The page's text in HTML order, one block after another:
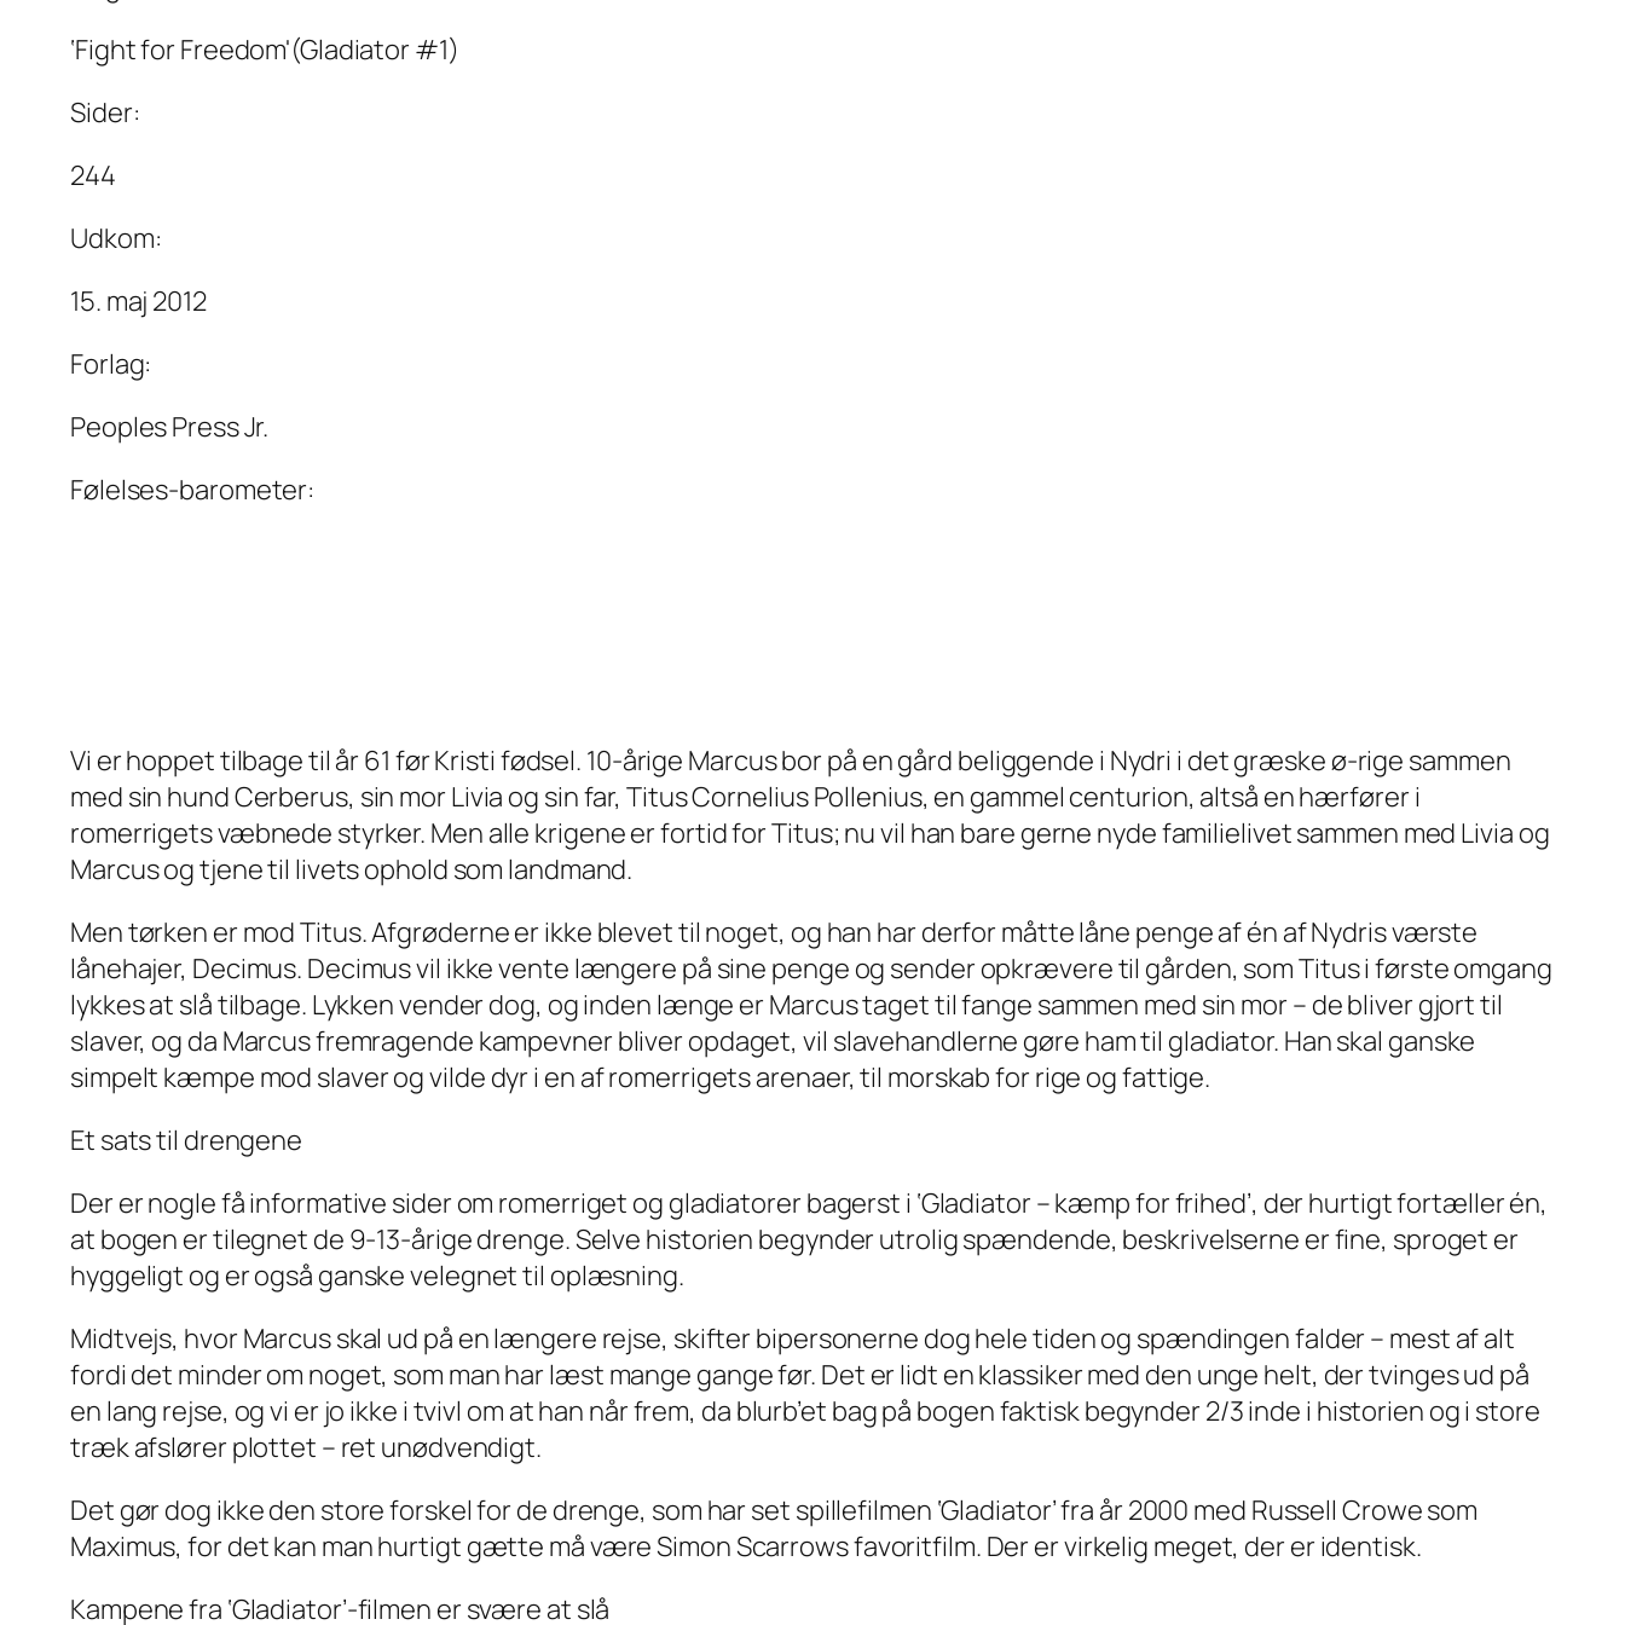
‘Fight for Freedom'(Gladiator #1)
Sider:
244
Udkom:
15. maj 2012
Forlag:
Peoples Press Jr.
Følelses-barometer:
Vi er hoppet tilbage til år 61 før Kristi fødsel. 10-årige Marcus bor på en gård beliggende i Nydri i det græske ø-rige sammen
med sin hund Cerberus, sin mor Livia og sin far, Titus Cornelius Pollenius, en gammel centurion, altså en hærfører i
romerrigets væbnede styrker. Men alle krigene er fortid for Titus; nu vil han bare gerne nyde familielivet sammen med Livia og
Marcus og tjene til livets ophold som landmand.
Men tørken er mod Titus. Afgrøderne er ikke blevet til noget, og han har derfor måtte låne penge af én af Nydris værste
lånehajer, Decimus. Decimus vil ikke vente længere på sine penge og sender opkrævere til gården, som Titus i første omgang
lykkes at slå tilbage. Lykken vender dog, og inden længe er Marcus taget til fange sammen med sin mor – de bliver gjort til
slaver, og da Marcus fremragende kampevner bliver opdaget, vil slavehandlerne gøre ham til gladiator. Han skal ganske
simpelt kæmpe mod slaver og vilde dyr i en af romerrigets arenaer, til morskab for rige og fattige.
Et sats til drengene
Der er nogle få informative sider om romerriget og gladiatorer bagerst i ‘Gladiator – kæmp for frihed’, der hurtigt fortæller én,
at bogen er tilegnet de 9-13-årige drenge. Selve historien begynder utrolig spændende, beskrivelserne er fine, sproget er
hyggeligt og er også ganske velegnet til oplæsning.
Midtvejs, hvor Marcus skal ud på en længere rejse, skifter bipersonerne dog hele tiden og spændingen falder – mest af alt
fordi det minder om noget, som man har læst mange gange før. Det er lidt en klassiker med den unge helt, der tvinges ud på
en lang rejse, og vi er jo ikke i tvivl om at han når frem, da blurb’et bag på bogen faktisk begynder 2/3 inde i historien og i store
træk afslører plottet – ret unødvendigt.
Det gør dog ikke den store forskel for de drenge, som har set spillefilmen ‘Gladiator’ fra år 2000 med Russell Crowe som
Maximus, for det kan man hurtigt gætte må være Simon Scarrows favoritfilm. Der er virkelig meget, der er identisk.
Kampene fra ‘Gladiator’-filmen er svære at slå